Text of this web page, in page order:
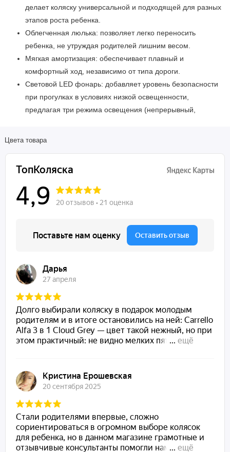
делает коляску универсальной и подходящей для разных
этапов роста ребенка.
Облегченная люлька: позволяет легко переносить
ребенка, не утруждая родителей лишним весом.
Мягкая амортизация: обеспечивает плавный и
комфортный ход, независимо от типа дороги.
Световой LED фонарь: добавляет уровень безопасности
при прогулках в условиях низкой освещенности,
предлагая три режима освещения (непрерывный,
Дополнительные преимущества:
Регулируемая ручка: можно настроить под любой рост
родителя.
Просторный и удобный сидячий блок: с возможностью
Вентилируемая конструкция: обеспечивает хорошую
циркуляцию воздуха внутри люльки и прогулочного блока.
раскладывать коляску для транспортировки и хранения.
Полный набор аксессуаров: сумка для мамы, дождевик,
москитная сетка и чехлы на ноги.
Возраст и вес:
Рассчитана на максимальный вес ребенка до 22 кг.
Вес люльки: 5.3 кг
Вес прогулочного блока: 4.3 кг
Вес люльки + шасси: 13.4 кг
Цвета товара